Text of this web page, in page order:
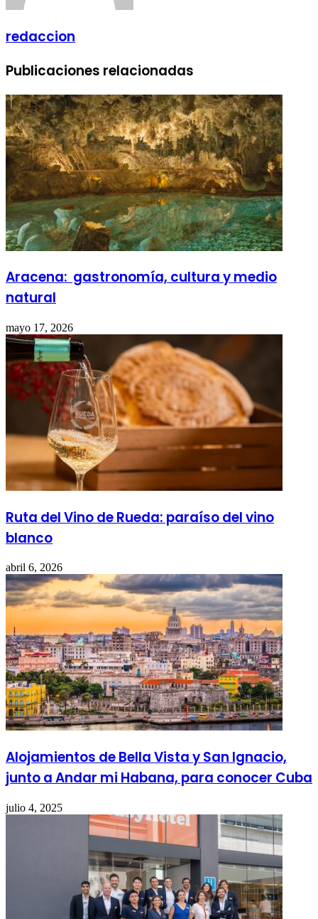
redaccion
Publicaciones relacionadas
Aracena: gastronomía, cultura y medio
natural
mayo 17, 2026
Ruta del Vino de Rueda: paraíso del vino
blanco
abril 6, 2026
Alojamientos de Bella Vista y San Ignacio,
junto a Andar mi Habana, para conocer Cuba
julio 4, 2025